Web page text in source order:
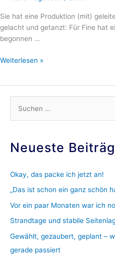
Sie hat eine Produktion (mit)
gelacht und getanzt: Für Fine hat
begonnen …
Weiterlesen »
h
n
n
a
c
h
:
Neueste
Okay, das packe ich jetzt an!
„Das ist schon ein ganz schön
Vor ein paar Monaten war ich
Strandtage und stabile
Gewählt, gezaubert, geplant –
gerade passiert